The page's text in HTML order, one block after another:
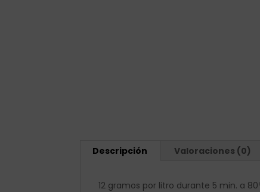
Descripción Valoraciones (0)
12 gramos por litro durante 5 min. a